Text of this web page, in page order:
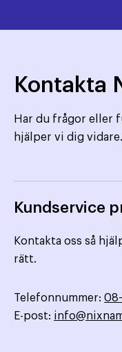
Kontakta
Har du frågor eller
hjälper vi dig vidare.
Kundservice
Kontakta oss så
rätt.
Telefonnummer:
E-post: